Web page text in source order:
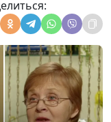
и
Николай
и
#108